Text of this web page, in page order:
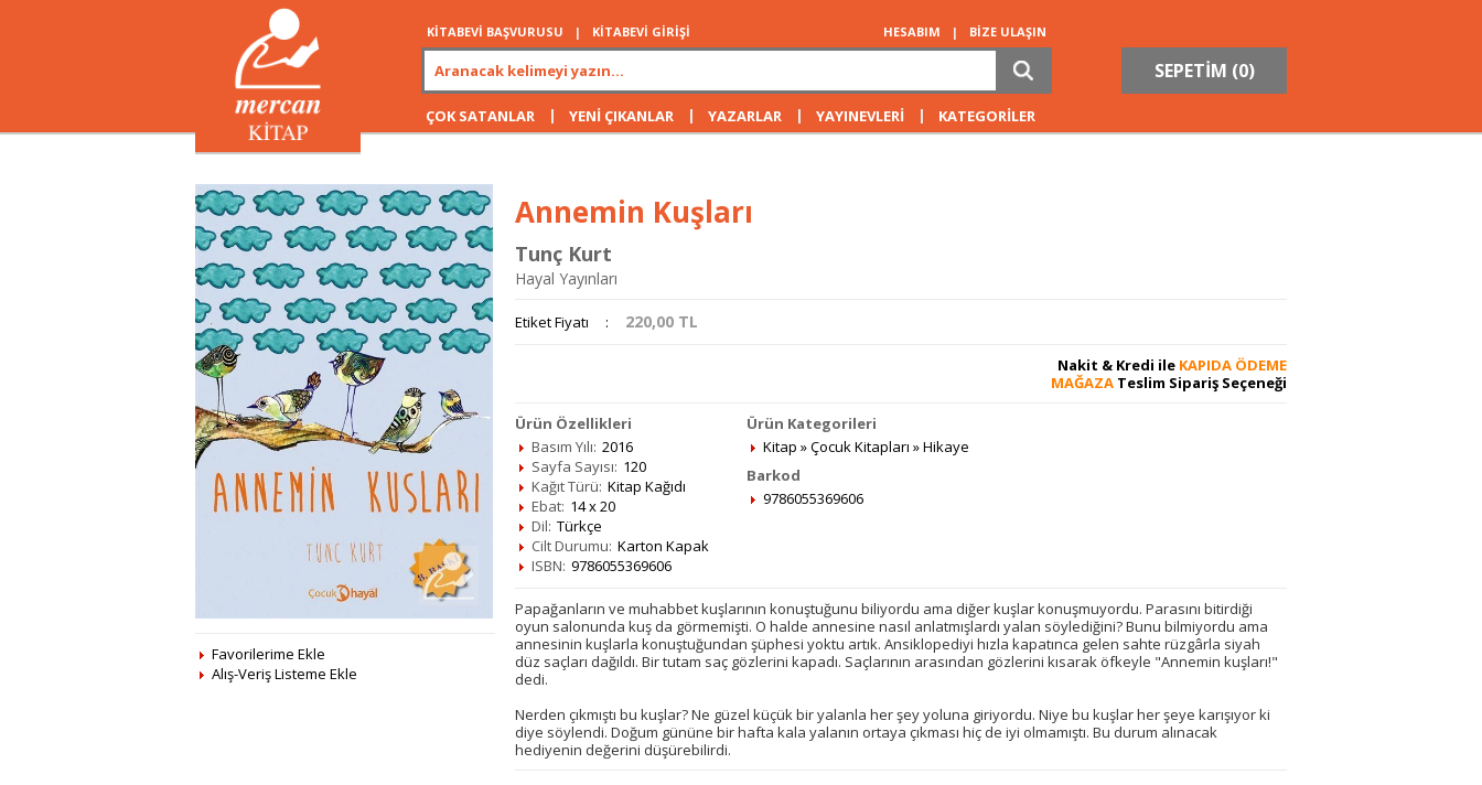
KİTABEVİ BAŞVURUSU | KİTABEVİ GİRİŞİ HESABIM | BİZE ULAŞIN
SEPETİM (0)
ÇOK SATANLAR | YENİ ÇIKANLAR | YAZARLAR | YAYINEVLERİ | KATEGORİLER
Favorilerime Ekle
Alış-Veriş Listeme Ekle
Annemin Kuşları
Tunç Kurt
Hayal Yayınları
Etiket Fiyatı : 220,00 TL
Nakit & Kredi ile KAPIDA ÖDEME
MAĞAZA Teslim Sipariş Seçeneği
Ürün Özellikleri
Basım Yılı: 2016
Sayfa Sayısı: 120
Kağıt Türü: Kitap Kağıdı
Ebat: 14 x 20
Dil: Türkçe
Cilt Durumu: Karton Kapak
ISBN: 9786055369606
Ürün Kategorileri
Kitap »Çocuk Kitapları »Hikaye
Barkod
9786055369606
Papağanların ve muhabbet kuşlarının konuştuğunu biliyordu ama diğer kuşlar konuşmuyordu. Parasını bitirdiği
oyun salonunda kuş da görmemişti. O halde annesine nasıl anlatmışlardı yalan söylediğini? Bunu bilmiyordu ama
annesinin kuşlarla konuştuğundan şüphesi yoktu artık. Ansiklopediyi hızla kapatınca gelen sahte rüzgârla siyah
düz saçları dağıldı. Bir tutam saç gözlerini kapadı. Saçlarının arasından gözlerini kısarak öfkeyle "Annemin kuşları!"
dedi.
Nerden çıkmıştı bu kuşlar? Ne güzel küçük bir yalanla her şey yoluna giriyordu. Niye bu kuşlar her şeye karışıyor ki
diye söylendi. Doğum gününe bir hafta kala yalanın ortaya çıkması hiç de iyi olmamıştı. Bu durum alınacak
hediyenin değerini düşürebilirdi.